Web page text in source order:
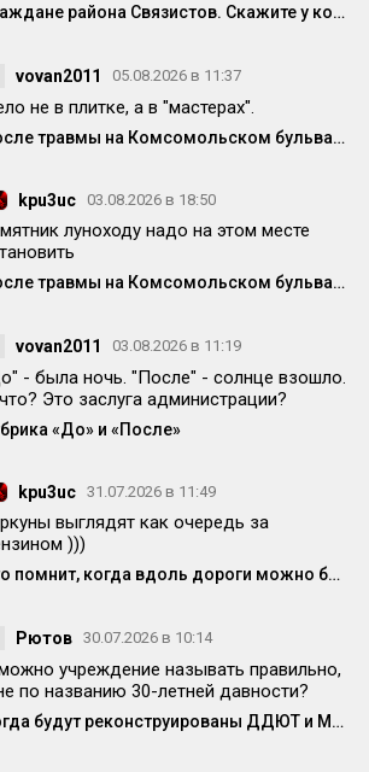
Граждане района Связистов. Скажите у кого ещё полетела техника от частых вкл/выкл электричества
vovan2011 05.08.2026 в 11:37
не в плитке, а в "мастерах".
После травмы на Комсомольском бульваре исправили немного плитку, но она опять вся перекошена
kpu3uc 03.08.2026 в 18:50
луноходу надо на этом месте
После травмы на Комсомольском бульваре исправили немного плитку, но она опять вся перекошена
vovan2011 03.08.2026 в 11:19
- была ночь. "После" - солнце взошло.
Это заслуга администрации?
«До» и «После»
kpu3uc 31.07.2026 в 11:49
выглядят как очередь за
)))
Кто помнит, когда вдоль дороги можно было спокойно припарковаться?
Рютов 30.07.2026 в 10:14
учреждение называть правильно,
по названию 30-летней давности?
Когда будут реконструированы ДДЮТ и МЦ?